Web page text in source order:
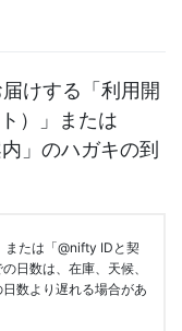
けする「利用開
）」または
」のハガキの到
または「@nifty IDと契
日数は、在庫、天候、
数より遅れる場合があ